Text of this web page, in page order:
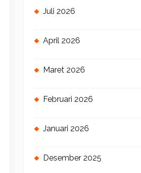
Juli 2026
April 2026
Maret 2026
Februari 2026
Januari 2026
Desember 2025